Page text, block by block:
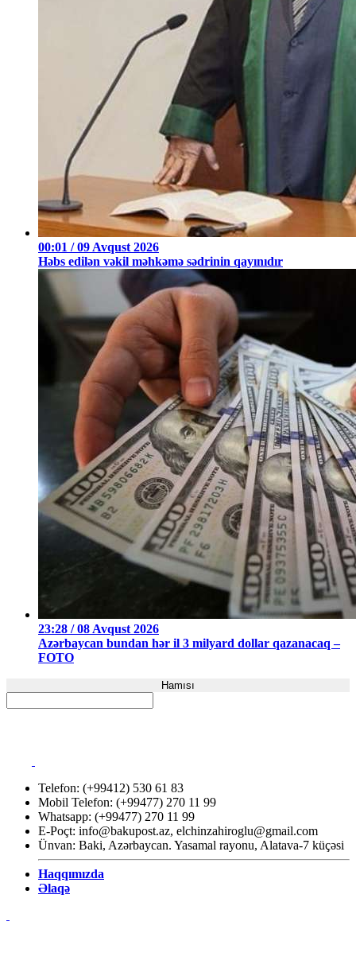
00:01 / 09 Avqust 2026
Həbs edilən vəkil məhkəmə sədrinin qayınıdır
23:28 / 08 Avqust 2026
Azərbaycan bundan hər il 3 milyard dollar qazanacaq –
FOTO
Hamısı
Telefon: (+99412) 530 61 83
Mobil Telefon: (+99477) 270 11 99
Whatsapp: (+99477) 270 11 99
E-Poçt: info@bakupost.az, elchinzahiroglu@gmail.com
Ünvan: Baki, Azərbaycan. Yasamal rayonu, Alatava-7 küçəsi
Haqqımızda
Əlaqə